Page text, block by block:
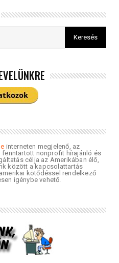
interneten megjelenő, az
nonprofit hírajánló és
célja az Amerikában élő,
között a kapcsolattartás
kötődéssel rendelkező
igénybe vehető.